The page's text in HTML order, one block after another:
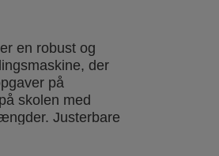
en robust og
der
på
skolen med
Justerbare
tilpasning